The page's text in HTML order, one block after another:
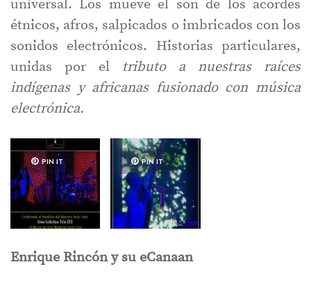
universal. Los mueve el son de los acordes
étnicos, afros, salpicados o imbricados con los
sonidos electrónicos. Historias particulares,
unidas por el tributo a nuestras raíces
indígenas y africanas fusionado con música
electrónica.
PIN IT PIN IT
Enrique Rincón y su eCanaan